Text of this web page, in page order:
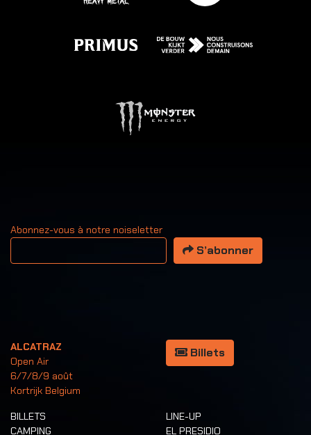
Abonnez-vous à notre noiseletter
Votre adresse email
S’abonner
ALCATRAZ
Open Air
6/7/8/9 août
Kortrijk Belgium
Billets
BILLETS
CAMPING
LINE-UP
EL PRESIDIO